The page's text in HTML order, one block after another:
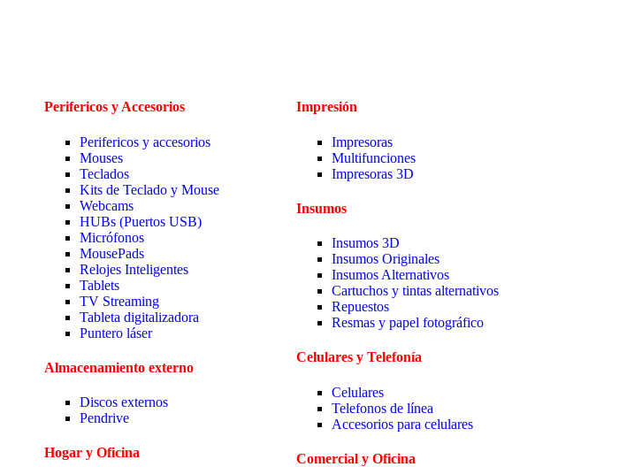
Perifericos y Accesorios
Perifericos y accesorios
Mouses
Teclados
Kits de Teclado y Mouse
Webcams
HUBs (Puertos USB)
Micrófonos
MousePads
Relojes Inteligentes
Tablets
TV Streaming
Tableta digitalizadora
Puntero láser
Almacenamiento externo
Discos externos
Pendrive
Hogar y Oficina
Impresión
Impresoras
Multifunciones
Impresoras 3D
Insumos
Insumos 3D
Insumos Originales
Insumos Alternativos
Cartuchos y tintas alternativos
Repuestos
Resmas y papel fotográfico
Celulares y Telefonía
Celulares
Telefonos de línea
Accesorios para celulares
Comercial y Oficina